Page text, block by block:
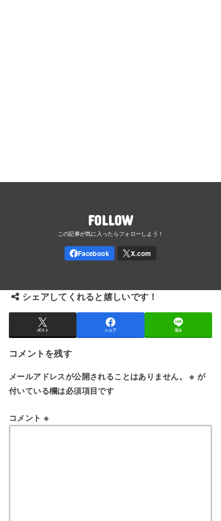
FOLLOW
シェアしてくれると嬉しいです！
ポスト シェア 送る
コメントを残す
メールアドレスが公開されることはありません。 ※ が
付いている欄は必須項目です
コメント ※